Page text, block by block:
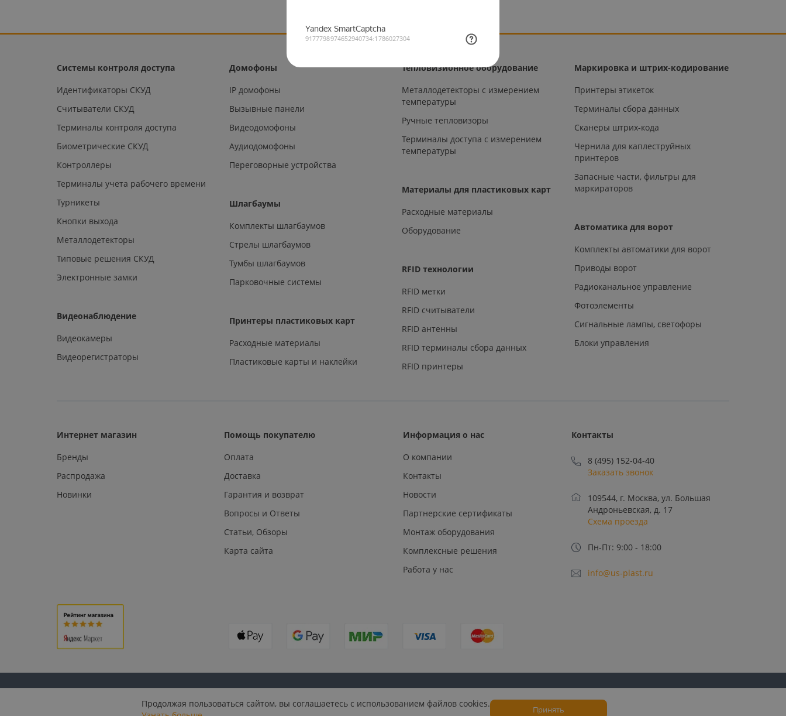
Системы контроля доступа
Идентификаторы СКУД
Считыватели СКУД
Терминалы контроля доступа
Биометрические СКУД
Контроллеры
Терминалы учета рабочего времени
Турникеты
Кнопки выхода
Металлодетекторы
Типовые решения СКУД
Электронные замки
Видеонаблюдение
Видеокамеры
Видеорегистраторы
Домофоны
IP домофоны
Вызывные панели
Видеодомофоны
Аудиодомофоны
Переговорные устройства
Шлагбаумы
Комплекты шлагбаумов
Стрелы шлагбаумов
Тумбы шлагбаумов
Парковочные системы
Принтеры пластиковых карт
Расходные материалы
Пластиковые карты и наклейки
Тепловизионное оборудование
Металлодетекторы с измерением
температуры
Ручные тепловизоры
Терминалы доступа с измерением
температуры
Материалы для пластиковых карт
Расходные материалы
Оборудование
RFID технологии
RFID метки
RFID считыватели
RFID антенны
RFID терминалы сбора данных
RFID принтеры
Маркировка и штрих-кодирование
Принтеры этикеток
Терминалы сбора данных
Сканеры штрих-кода
Чернила для каплеструйных
принтеров
Запасные части, фильтры для
маркираторов
Автоматика для ворот
Комплекты автоматики для ворот
Приводы ворот
Радиоканальное управление
Фотоэлементы
Сигнальные лампы, светофоры
Блоки управления
Интернет магазин
Бренды
Распродажа
Новинки
Помощь покупателю
Оплата
Доставка
Гарантия и возврат
Вопросы и Ответы
Статьи, Обзоры
Карта сайта
Информация о нас
О компании
Контакты
Новости
Партнерские сертификаты
Монтаж оборудования
Комплексные решения
Работа у нас
Контакты
8 (495) 152-04-40
Заказать звонок
109544, г. Москва, ул. Большая
Андроньевская, д. 17
Схема проезда
Пн-Пт: 9:00 - 18:00
info@us-plast.ru
оферта
данных
материалов
соглашение
Продолжая пользоваться сайтом, вы соглашаетесь с использованием файлов cookies.
Принять